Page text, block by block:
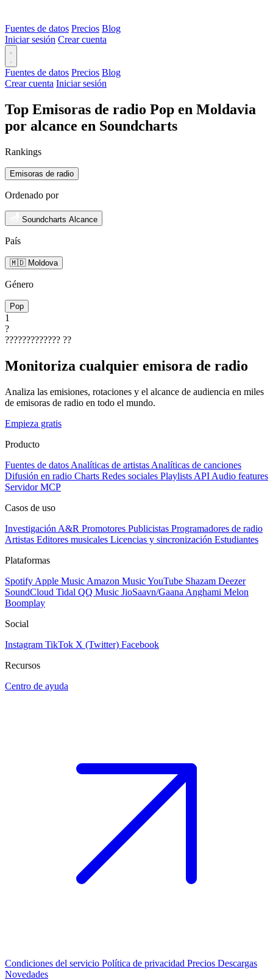
Fuentes de datos Precios Blog
Iniciar sesión Crear cuenta
Fuentes de datos Precios Blog
Crear cuenta Iniciar sesión
Top Emisoras de radio Pop en Moldavia
por alcance en Soundcharts
Rankings
Emisoras de radio
Ordenado por
Soundcharts Alcance
País
🇲🇩 Moldova
Género
Pop
1
?
????????????? ??
Monitoriza cualquier emisora de radio
Analiza las emisiones, rotaciones y el alcance de audiencia en miles
de emisoras de radio en todo el mundo.
Empieza gratis
Producto
Fuentes de datos Analíticas de artistas Analíticas de canciones
Difusión en radio Charts Redes sociales Playlists API Audio features
Servidor MCP
Casos de uso
Investigación A&R Promotores Publicistas Programadores de radio
Artistas Editores musicales Licencias y sincronización Estudiantes
Plataformas
Spotify Apple Music Amazon MusicYouTube Shazam Deezer
SoundCloud Tidal QQ Music JioSaavn/Gaana Anghami Melon
Boomplay
Social
Instagram TikTok X (Twitter) Facebook
Recursos
Centro de ayuda
Condiciones del servicio Política de privacidad Precios Descargas
Novedades